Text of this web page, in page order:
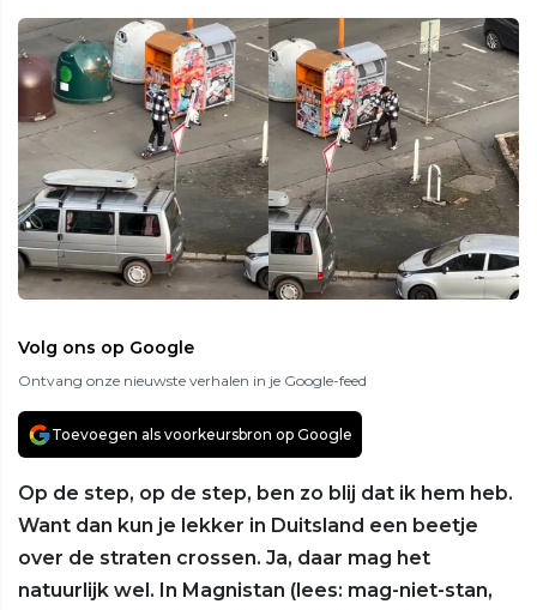
Volg ons op Google
Ontvang onze nieuwste verhalen in je Google-feed
Toevoegen als voorkeursbron op Google
Op de step, op de step, ben zo blij dat ik hem heb.
Want dan kun je lekker in Duitsland een beetje
over de straten crossen. Ja, daar mag het
natuurlijk wel. In Magnistan (lees: mag-niet-stan,